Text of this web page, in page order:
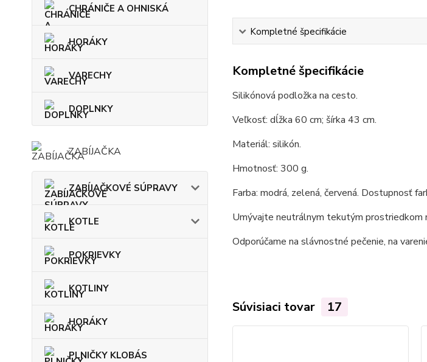
CHRÁNIČE A OHNISKÁ
HORÁKY
VARECHY
DOPLNKY
ZABÍJAČKA
ZABÍJAČKOVÉ SÚPRAVY
KOTLE
POKRIEVKY
KOTLINY
HORÁKY
PLNIČKY KLOBÁS
Kompletné špecifikácie
Kompletné špecifikácie
Silikónová podložka na cesto.
Veľkosť: dĺžka 60 cm; šírka 43 cm.
Materiál: silikón.
Hmotnosť: 300 g.
Farba: modrá, zelená, červená. Dostupnosť
Umývajte neutrálnym tekutým prostriedkom
Odporúčame na slávnostné pečenie, na
Súvisiaci tovar 17